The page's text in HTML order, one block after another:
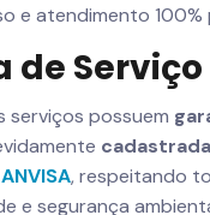
e atendimento 100%
de Serviço
serviços possuem
ANVISA, respeitando
e segurança